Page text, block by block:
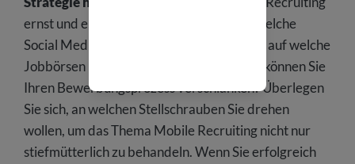
ernst und entwickeln Sie eine Strategie. Welche
Social Media-Kanäle wollen Sie bespielen, auf welche
Jobbörsen konzentrieren Sie sich und wie können Sie
Ihren Bewerbungsprozess verschlanken? Überlegen
Sie sich, an welchen Stellschrauben Sie drehen
wollen, um das Thema Mobile Recruiting nicht nur
stiefmütterlich zu behandeln. Wenn Sie erfolgreich